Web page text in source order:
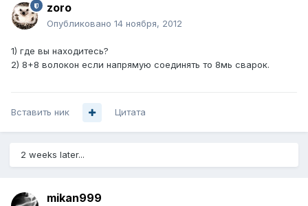
zoro
Опубликовано 14 ноября, 2012
1) где вы находитесь?
2) 8+8 волокон если напрямую соединять то 8мь сварок.
Вставить ник Цитата
2 weeks later...
mikan999